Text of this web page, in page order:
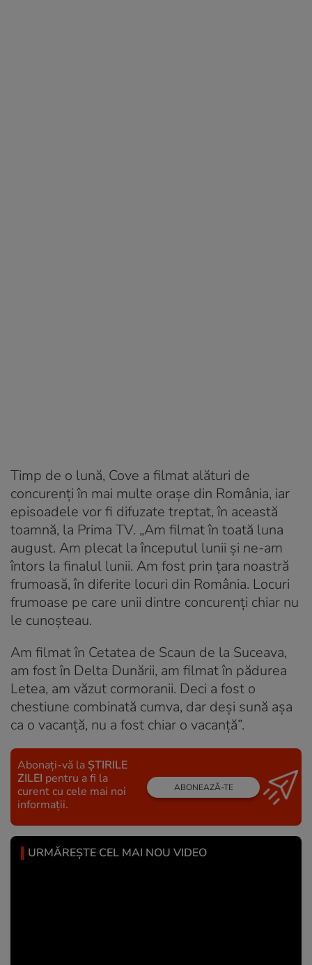
Timp de o lună, Cove a filmat alături de
concurenți în mai multe orașe din România, iar
episoadele vor fi difuzate treptat, în această
toamnă, la Prima TV. „Am filmat în toată luna
august. Am plecat la începutul lunii și ne-am
întors la finalul lunii. Am fost prin țara noastră
frumoasă, în diferite locuri din România. Locuri
frumoase pe care unii dintre concurenți chiar nu
le cunoșteau.
Am filmat în Cetatea de Scaun de la Suceava,
am fost în Delta Dunării, am filmat în pădurea
Letea, am văzut cormoranii. Deci a fost o
chestiune combinată cumva, dar deși sună așa
ca o vacanță, nu a fost chiar o vacanță”.
Abonați-vă la ȘTIRILE
ZILEI pentru a fi la
curent cu cele mai noi
informații.
ABONEAZĂ-TE
URMĂREȘTE CEL MAI NOU VIDEO